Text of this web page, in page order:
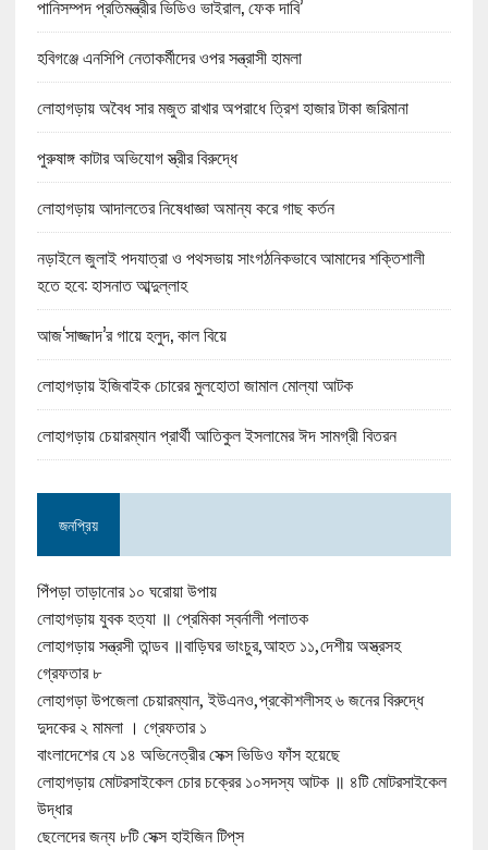
পানিসম্পদ প্রতিমন্ত্রীর ভিডিও ভাইরাল, ফেক দাবি’
হবিগঞ্জে এনসিপি নেতাকর্মীদের ওপর সন্ত্রাসী হামলা
লোহাগড়ায় অবৈধ সার মজুত রাখার অপরাধে ত্রিশ হাজার টাকা জরিমানা
পুরুষাঙ্গ কাটার অভিযোগ স্ত্রীর বিরুদ্ধে
লোহাগড়ায় আদালতের নিষেধাজ্ঞা অমান্য করে গাছ কর্তন
নড়াইলে জুলাই পদযাত্রা ও পথসভায় সাংগঠনিকভাবে আমাদের শক্তিশালী
হতে হবে: হাসনাত আব্দুল্লাহ
আজ‘সাজ্জাদ’র গায়ে হলুদ, কাল বিয়ে
লোহাগড়ায় ইজিবাইক চোরের মুলহোতা জামাল মোল্যা আটক
লোহাগড়ায় চেয়ারম্যান প্রার্থী আতিকুল ইসলামের ঈদ সামগ্রী বিতরন
জনপ্রিয়
পিঁপড়া তাড়ানোর ১০ ঘরোয়া উপায়
লোহাগড়ায় যুবক হত্যা ॥ প্রেমিকা স্বর্নালী পলাতক
লোহাগড়ায় সন্ত্রসী তান্ডব ॥বাড়িঘর ভাংচুর,আহত ১১,দেশীয় অস্ত্রসহ
গ্রেফতার ৮
লোহাগড়া উপজেলা চেয়ারম্যান, ইউএনও,প্রকৌশলীসহ ৬ জনের বিরুদ্ধে
দুদকের ২ মামলা । গ্রেফতার ১
বাংলাদেশের যে ১৪ অভিনেত্রীর সেক্স ভিডিও ফাঁস হয়েছে
লোহাগড়ায় মোটরসাইকেল চোর চক্রের ১০সদস্য আটক ॥ ৪টি মোটরসাইকেল
উদ্ধার
ছেলেদের জন্য ৮টি সেক্স হাইজিন টিপ্‌স